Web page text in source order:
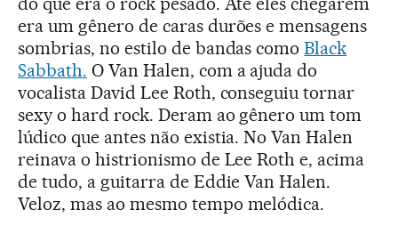
era um gênero de caras durões e mensagens
sombrias, no estilo de bandas comoBlack
Sabbath. O Van Halen, com a ajuda do
vocalista David Lee Roth, conseguiu tornar
sexy o hard rock. Deram ao gênero um tom
lúdico que antes não existia. No Van Halen
reinava o histrionismo de Lee Roth e, acima
de tudo, a guitarra de Eddie Van Halen.
Veloz, mas ao mesmo tempo melódica.